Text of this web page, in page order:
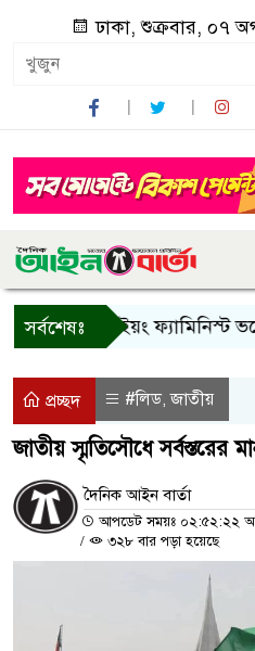
ঢাকা, শুক্রবার, ০৭
সর্বশেষঃ
বান্দরবানে ইয়ং ফ্যামিনিস্ট
প্রচ্ছদ #লিড,জাতীয়
জাতীয় স্মৃতিসৌধে সর্বস্তরের
দৈনিক আইন বার্তা
আপডেট সময়ঃ ০২:৫২:২২
/
৩২৮ বার পড়া হয়েছে